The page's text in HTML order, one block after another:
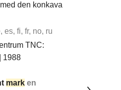
den konkava
es, fi, fr, no, ru
TNC:
1988
mark en